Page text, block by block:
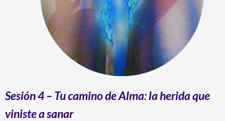
Sesión 4– Tu camino de Alma: la herida que
viniste a sanar